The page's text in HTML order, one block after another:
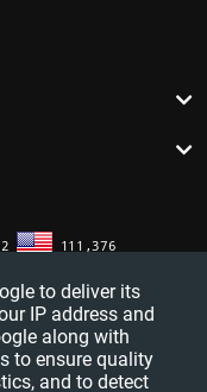
to deliver its
IP address and
along with
to ensure quality
and to detect